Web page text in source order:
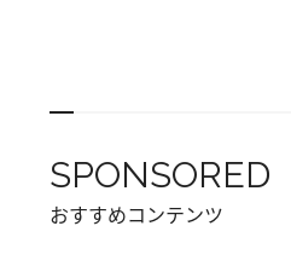
SPONSORED
おすすめコンテンツ